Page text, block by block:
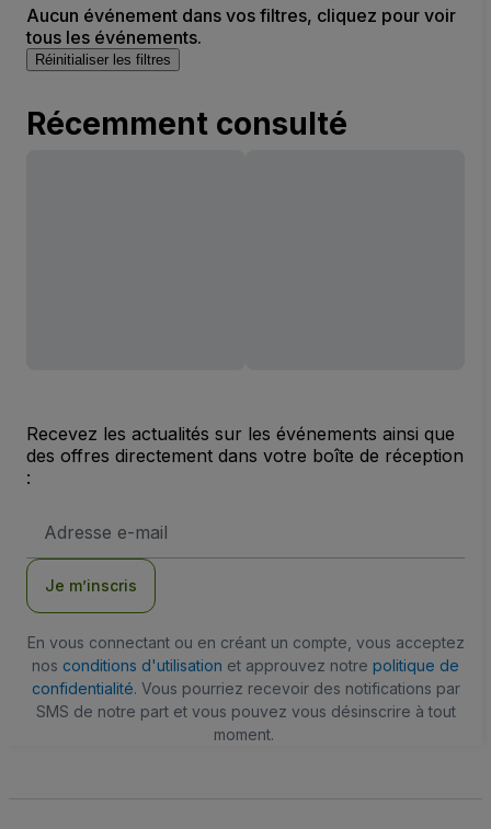
Aucun événement dans vos filtres, cliquez pour voir
tous les événements.
Réinitialiser les filtres
Récemment consulté
Recevez les actualités sur les événements ainsi que
des offres directement dans votre boîte de réception
:
e-
Je m’inscris
En vous connectant ou en créant un compte, vous acceptez
nos conditions d'utilisation et approuvez notre politique de
confidentialité. Vous pourriez recevoir des notifications par
SMS de notre part et vous pouvez vous désinscrire à tout
moment.